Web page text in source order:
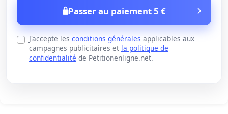
Passer au paiement 5 €
J'accepte les conditions générales applicables aux
campagnes publicitaires et la politique de
confidentialité de Petitionenligne.net.